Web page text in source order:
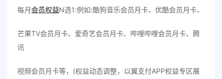
每月会员权益N选1:例如:酷狗音乐会员月卡、优酷会员月卡、
芒果TV会员月卡、爱奇艺会员月卡、哔哩哔哩会员月卡、腾
讯
视频会员月卡等，(权益动态调整，以翼支付APP权益专区展